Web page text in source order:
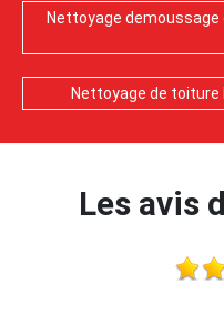
Nettoyage
Nettoyage de toiture
Les avis